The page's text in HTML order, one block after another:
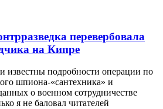
перевербовала
на Кипре
известны подробности операции по
шпиона-«сантехника» и
о военном сотрудничестве
я не баловал читателей